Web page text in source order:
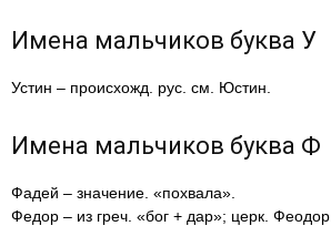
Имена мальчиков буква У
Устин – происхожд. рус. см. Юстин.
Имена мальчиков буква Ф
Фадей – значение. «похвала».
Федор – из греч. «бог + дар»; церк. Феодор.